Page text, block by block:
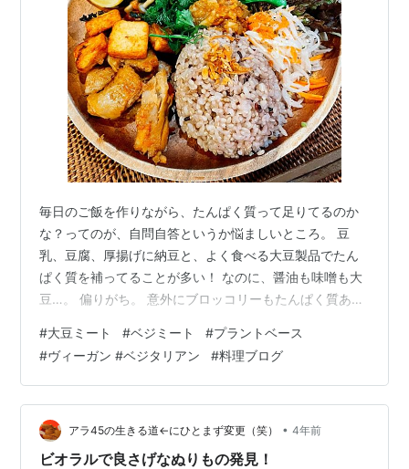
毎日のご飯を作りながら、たんぱく質って足りてるのか
な？ってのが、自問自答というか悩ましいところ。 豆
乳、豆腐、厚揚げに納豆と、よく食べる大豆製品でたん
ぱく質を補ってることが多い！ なのに、醤油も味噌も大
豆…。 偏りがち。 意外にブロッコリーもたんぱく質ある
偏らないよう、えんどう豆や玄米、シード類のプロテイ
ンを補助食品として選んだり、キヌア、オートミールを
お米代わりにしたり。 ヘンプシード、ナッツ、シードも
サラダとかのトッピングにしたりとか。 ベジミートもい
ろんな商品が出ていて、どれにしようか？と選択肢も増
えてる。 粒の細かいのも柔らかくてよい…
#大豆ミート #ベジミート #プラントベース
#ヴィーガン #ベジタリアン #料理ブログ
アラ45の生きる道←にひとまず変更（笑） • 4年前
ビオラルで良さげなぬりもの発見！